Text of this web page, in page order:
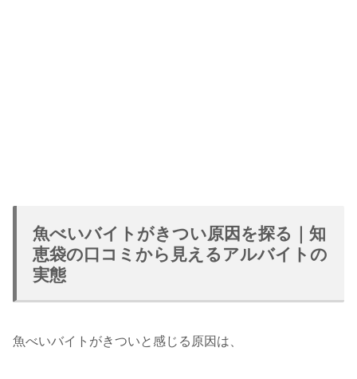
魚べいバイトがきつい原因を探る｜知
恵袋の口コミから見えるアルバイトの
実態
魚べいバイトがきついと感じる原因は、